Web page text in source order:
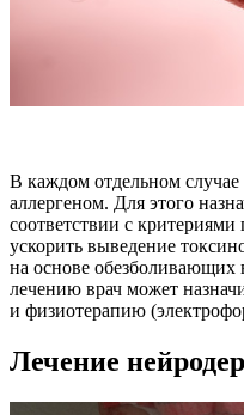
В каждом отдельном случае
аллергеном. Для этого
соответствии с
ускорить выведение
на основе обезболивающих
лечению врач может
и физиотерапию
Лечение